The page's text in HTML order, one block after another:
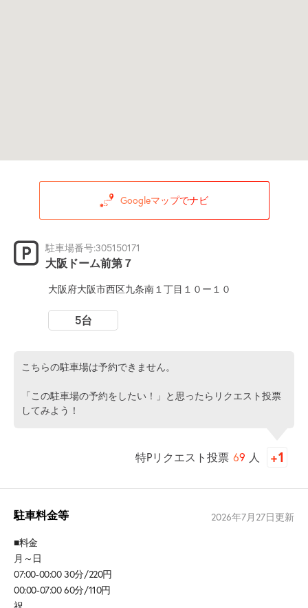
Googleマップでナビ
駐車場番号:305150171
大阪ドーム前第７
大阪府大阪市西区九条南１丁目１０ー１０
5台
こちらの駐車場は予約できません。
「この駐車場の予約をしたい！」と思ったらリクエスト投票
してみよう！
特Pリクエスト投票 69 人
駐車料金等 2026年7月27日更新
■料金
月～日
07:00-00:00 30分/220円
00:00-07:00 60分/110円